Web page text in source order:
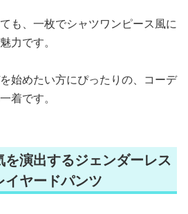
も、一枚でシャツワンピース風に
力です。
始めたい方にぴったりの、コーデ
着です。
演出するジェンダーレス
イヤードパンツ